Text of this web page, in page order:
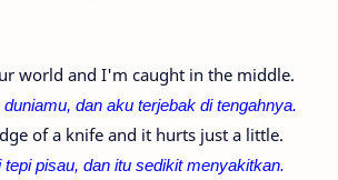
world and I'm caught in the middle.
dan aku terjebak di tengahnya.
of a knife and it hurts just a little.
pisau, dan itu sedikit menyakitkan.